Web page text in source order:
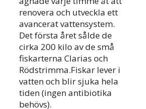
renovera och utveckla ett
avancerat vattensystem.
Det första året sålde de
cirka 200 kilo av de små
fiskarterna Clarias och
Rödstrimma.Fiskar lever i
vatten och blir sjuka hela
tiden (ingen antibiotika
behövs).